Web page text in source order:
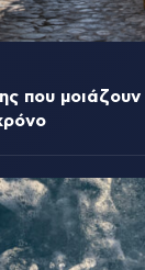
που